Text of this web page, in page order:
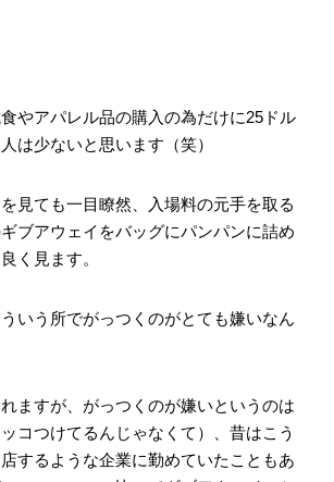
やアパレル品の購入の為だけに25ドル
は少ないと思います（笑）
見ても一目瞭然、入場料の元手を取る
ブアウェイをバッグにパンパンに詰め
く見ます。
いう所でがっつくのがとても嫌いなん
ますが、がっつくのが嫌いというのは
コつけてるんじゃなくて）、昔はこう
するような企業に勤めていたこともあ